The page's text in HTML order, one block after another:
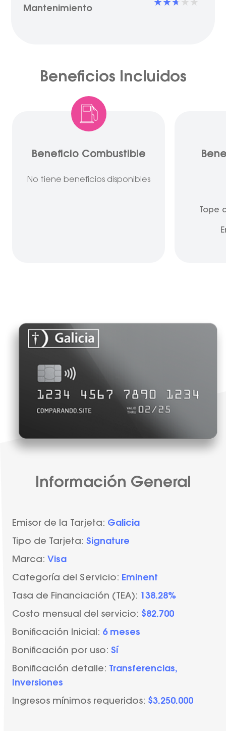
Mantenimiento
Beneficios Incluidos
Beneficio Combustible
No tiene beneficios disponibles
Tope
Información General
Emisor de la Tarjeta: Galicia
Tipo de Tarjeta: Signature
Marca: Visa
Categoría del Servicio: Eminent
Tasa de Financiación (TEA):
138.28%
Costo mensual del servicio: $82.700
Bonificación Inicial: 6 meses
Bonificación por uso: Sí
Bonificación detalle:
Transferencias,
Inversiones
Ingresos mínimos requeridos: $3.250.000